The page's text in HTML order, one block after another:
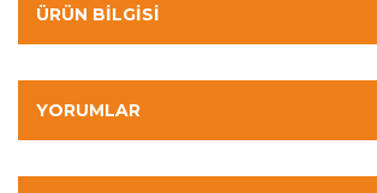
ÜRÜN BILGISI
YORUMLAR